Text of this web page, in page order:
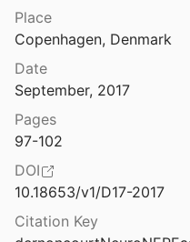
export-data
Place
Copenhagen, Denmark
Date
September, 2017
Pages
97-102
DOI
10.18653/v1/D17-2017
Citation Key